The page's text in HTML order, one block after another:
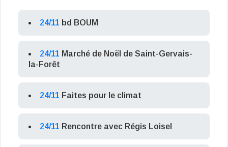
24/11 bd BOUM
24/11 Marché de Noël de Saint-Gervais-
la-Forêt
24/11 Faites pour le climat
24/11 Rencontre avec Régis Loisel